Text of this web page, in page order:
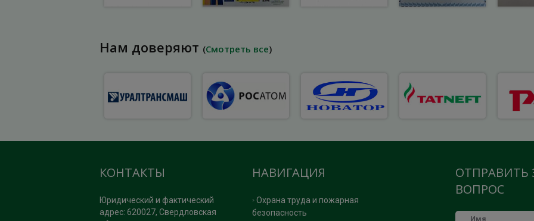
Нам доверяют (Смотреть все)
ОТПРАВИТЬ
ВОПРОС
НАВИГАЦИЯ
Охрана труда и пожарная
безопасность
КОНТАКТЫ
Юридический и фактический
адрес: 620027, Свердловская